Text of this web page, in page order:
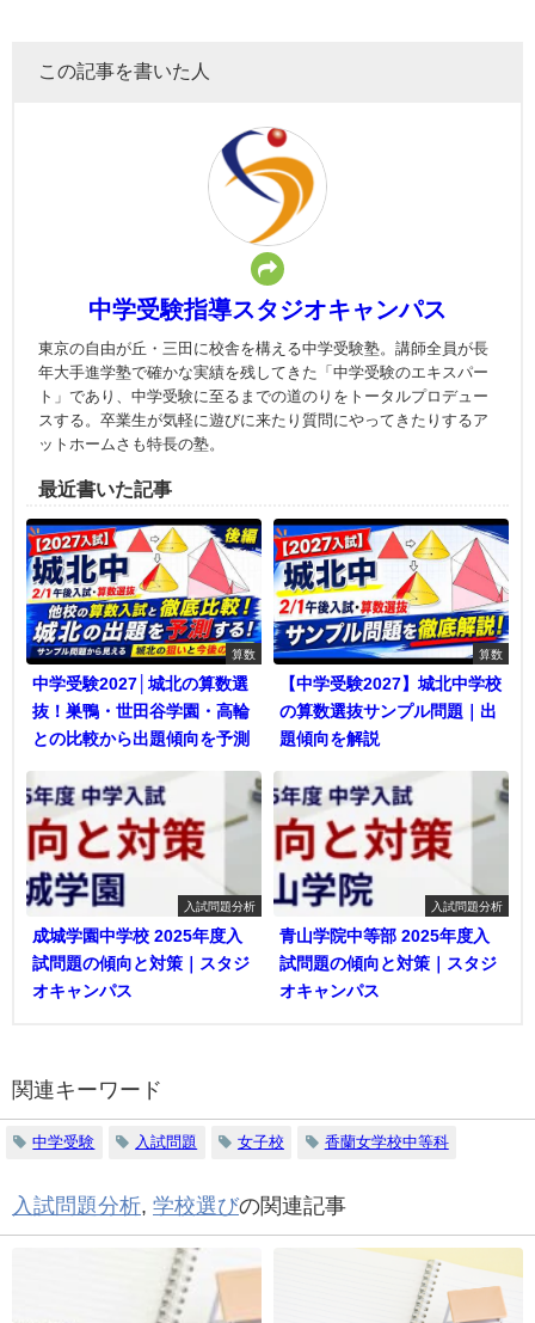
この記事を書いた人
中学受験指導スタジオキャンパス
東京の自由が丘・三田に校舎を構える中学受験塾。講師全員が長
年大手進学塾で確かな実績を残してきた「中学受験のエキスパー
ト」であり、中学受験に至るまでの道のりをトータルプロデュー
スする。卒業生が気軽に遊びに来たり質問にやってきたりするア
ットホームさも特長の塾。
最近書いた記事
算数
中学受験2027│城北の算数選
抜！巣鴨・世田谷学園・高輪
との比較から出題傾向を予測
算数
【中学受験2027】城北中学校
の算数選抜サンプル問題｜出
題傾向を解説
入試問題分析
成城学園中学校 2025年度入
試問題の傾向と対策｜スタジ
オキャンパス
入試問題分析
青山学院中等部 2025年度入
試問題の傾向と対策｜スタジ
オキャンパス
関連キーワード
中学受験 入試問題 女子校 香蘭女学校中等科
入試問題分析 学校選びの関連記事